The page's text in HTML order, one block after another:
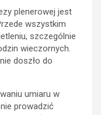
plenerowej jest
wszystkim
szczególnie
wieczornych.
doszło do
umiaru w
prowadzić